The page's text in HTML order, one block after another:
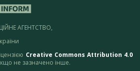
АГЕНТСТВО,
Creative Commons Attribution 4.0
не зазначено інше.